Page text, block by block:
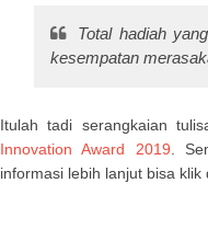
Total hadiah
kesempatan
Itulah tadi serangkaian
Innovation Award 2019 .
informasi lebih lanjut bisa klik